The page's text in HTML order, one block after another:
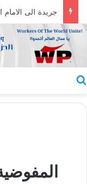
جريدة الى الامام العدد 296 –